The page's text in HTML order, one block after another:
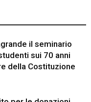
il seminario
sui 70 anni
della Costituzione